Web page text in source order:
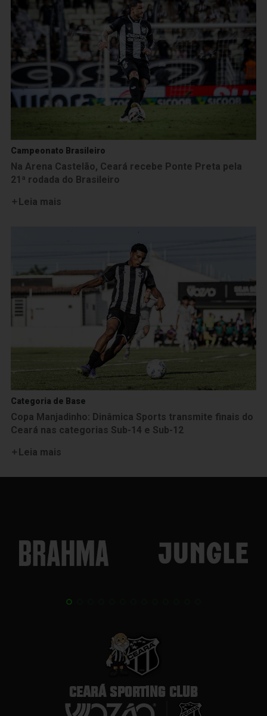
Campeonato Brasileiro
Na Arena Castelão, Ceará recebe Ponte Preta pela
21ª rodada do Brasileiro
Leia mais
Categoria de Base
Copa Manjadinho: Dinâmica Sports transmite finais do
Ceará nas categorias Sub-14 e Sub-12
Leia mais
CEARÁ SPORTING CLUB